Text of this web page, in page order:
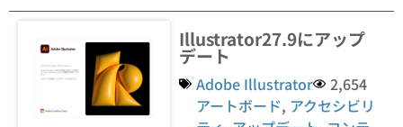
Illustrator27.9にアップ
デート
Adobe Illustrator
2,654
アートボード, アクセシビリ